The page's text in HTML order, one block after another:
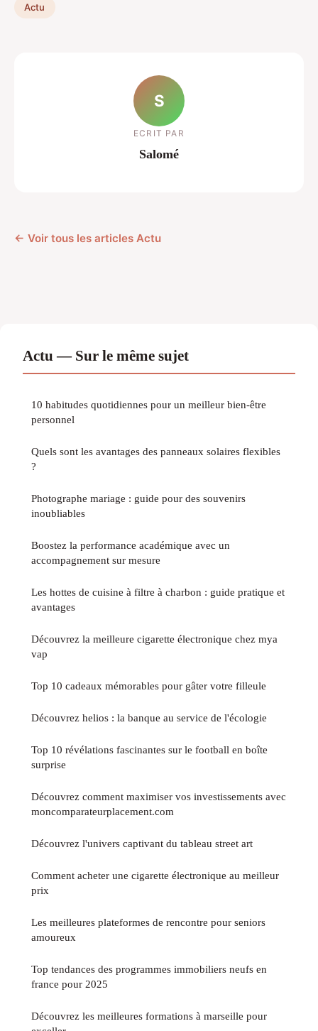
Actu
S
ECRIT PAR
Salomé
← Voir tous les articles Actu
Actu — Sur le même sujet
10 habitudes quotidiennes pour un meilleur bien-être
personnel
Quels sont les avantages des panneaux solaires flexibles
?
Photographe mariage : guide pour des souvenirs
inoubliables
Boostez la performance académique avec un
accompagnement sur mesure
Les hottes de cuisine à filtre à charbon : guide pratique et
avantages
Découvrez la meilleure cigarette électronique chez mya
vap
Top 10 cadeaux mémorables pour gâter votre filleule
Découvrez helios : la banque au service de l'écologie
Top 10 révélations fascinantes sur le football en boîte
surprise
Découvrez comment maximiser vos investissements avec
moncomparateurplacement.com
Découvrez l'univers captivant du tableau street art
Comment acheter une cigarette électronique au meilleur
prix
Les meilleures plateformes de rencontre pour seniors
amoureux
Top tendances des programmes immobiliers neufs en
france pour 2025
Découvrez les meilleures formations à marseille pour